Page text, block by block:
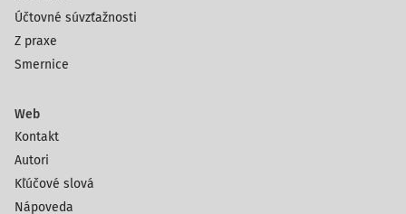
Účtovné súvzťažnosti
Z praxe
Smernice
Web
Kontakt
Autori
Kľúčové slová
Nápoveda